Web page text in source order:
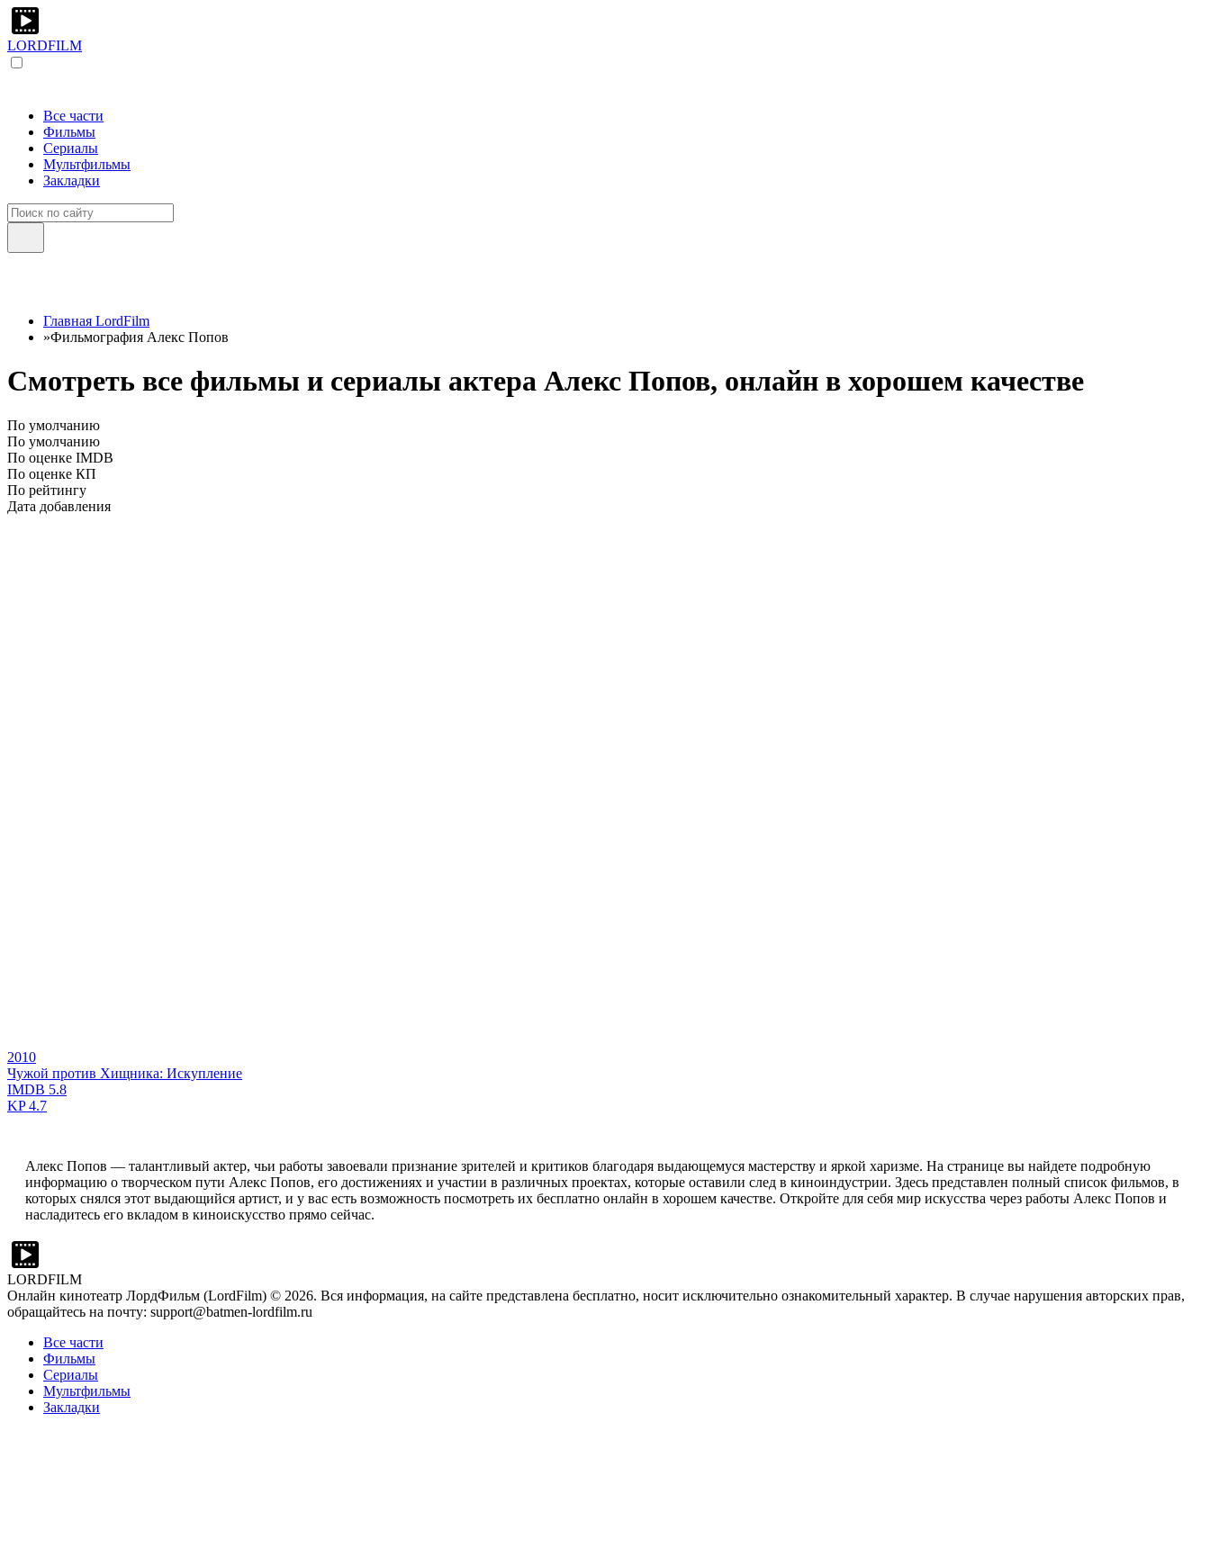
LORDFILM
Все части
Фильмы
Сериалы
Мультфильмы
Закладки
Главная LordFilm
»Фильмография Алекс Попов
Смотреть все фильмы и сериалы актера Алекс Попов, онлайн в хорошем качестве
По умолчанию
По умолчанию
По оценке IMDB
По оценке КП
По рейтингу
Дата добавления
2010
Чужой против Хищника: Искупление
IMDB 5.8
KP4.7
Алекс Попов — талантливый актер, чьи работы завоевали признание зрителей и критиков благодаря выдающемуся мастерству и яркой харизме. На странице вы найдете подробную
информацию о творческом пути Алекс Попов, его достижениях и участии в различных проектах, которые оставили след в киноиндустрии. Здесь представлен полный список фильмов, в
которых снялся этот выдающийся артист, и у вас есть возможность посмотреть их бесплатно онлайн в хорошем качестве. Откройте для себя мир искусства через работы Алекс Попов и
насладитесь его вкладом в киноискусство прямо сейчас.
LORDFILM
Онлайн кинотеатр ЛордФильм (LordFilm) © 2026. Вся информация, на сайте представлена бесплатно, носит исключительно ознакомительный характер. В случае нарушения авторских прав,
обращайтесь на почту: support@batmen-lordfilm.ru
Все части
Фильмы
Сериалы
Мультфильмы
Закладки